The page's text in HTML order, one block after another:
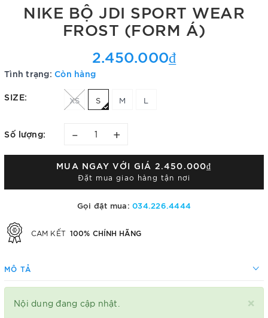
NIKE BỘ JDI SPORT WEAR
FROST (FORM Á)
2.450.000₫
Tình trạng: Còn hàng
SIZE: XS S M L
Số lượng: – +
MUA NGAY VỚI GIÁ 2.450.000₫
Đặt mua giao hàng tận nơi
Gọi đặt mua:034.226.4444
CAM KẾT 100% CHÍNH HÃNG
MÔ TẢ
×
Nội dung đang cập nhật.